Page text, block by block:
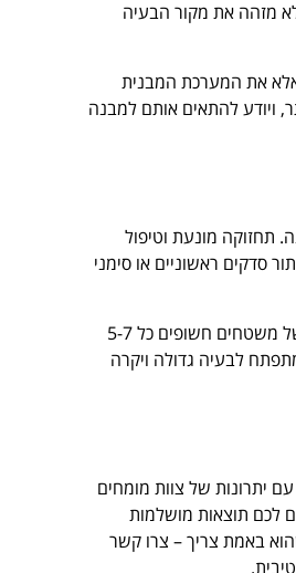
מזהה את מקור הבעיה
את המערכת המבנית
ויודע להתאים אותם למבנה
תחזוקה מונעת וטיפול
סדקים ראשוניים או סימני
בדיקה ותחזוקה שוטפת של מערכת הניקוז והמרזבים תמנע הצטברות מים ונזקי רטיבות. צביעה מחדש של משטחים חשופים כל 5-7
לבעיה גדולה ויקרה
יתרונות של צוות מומחים
לכם תוצאות מושלמות
ההגנה שהוא באמת צריך – צרו קשר